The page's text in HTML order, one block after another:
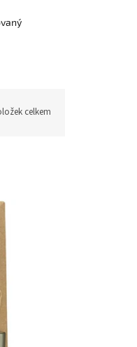
celkem